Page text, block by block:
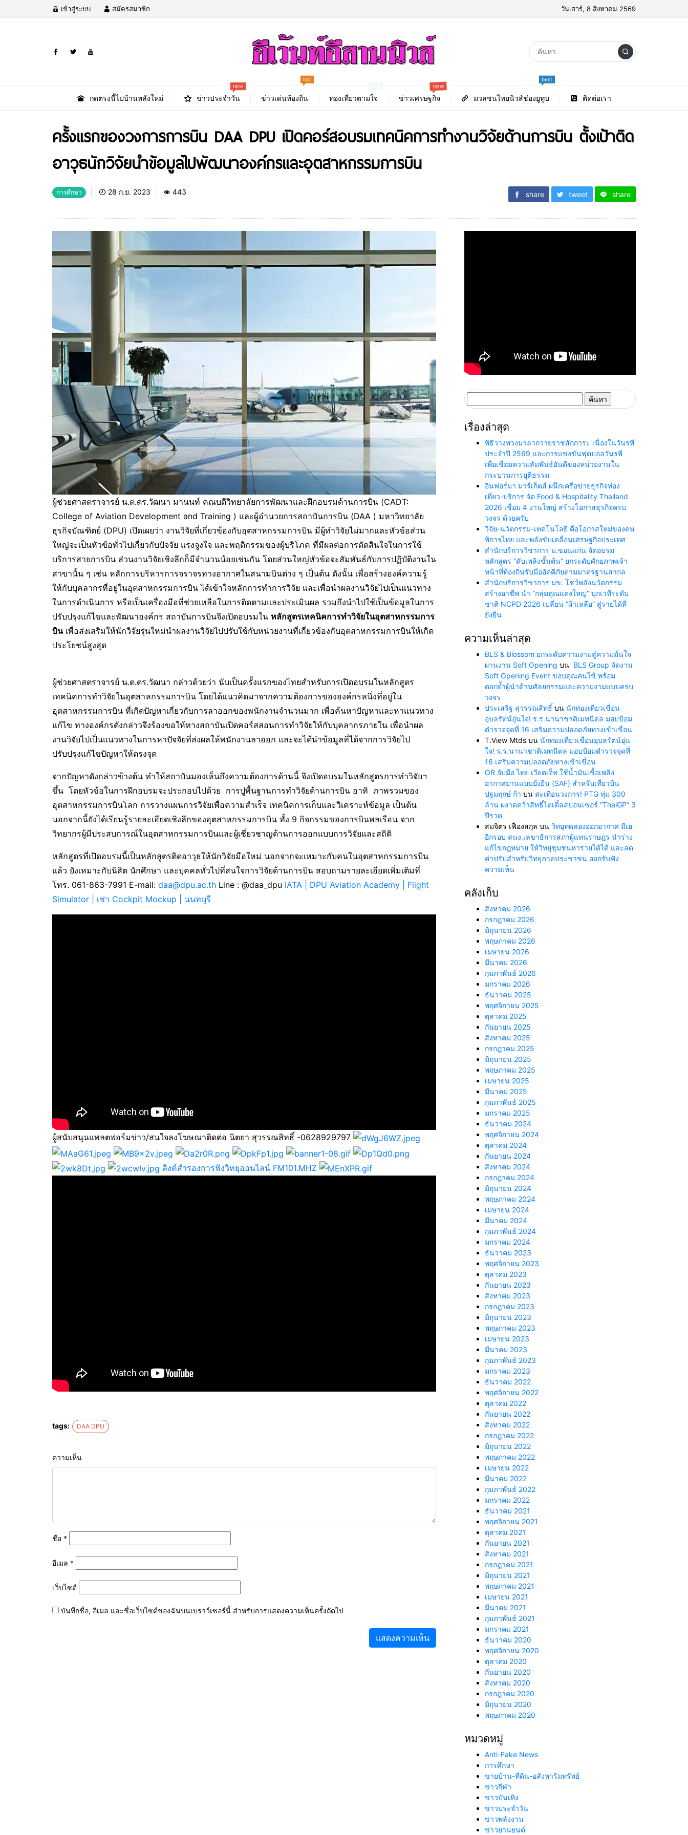
เข้าสู่ระบบ สมัครสมาชิก วันเสาร์, 8 สิงหาคม 2569
กดตรงนี้ไปบ้านหลังใหม่ ข่าวประจำวัน
new
ข่าวเด่นท้องถิ่น
hot
ท่องเที่ยวตามใจ
best
ข่าวเศรษฐกิจ
new
มวลชนไทยนิวส์ช่องยูทูบ
best
ติดต่อเรา
ครั้งแรกของวงการการบิน DAA DPU เปิดคอร์สอบรมเทคนิคการทำงานวิจัยด้านการบิน ตั้งเป้าติด
อาวุธนักวิจัยนำข้อมูลไปพัฒนาองค์กรและอุตสาหกรรมการบิน
การศึกษา 28 ก.ย. 2023 443 share tweet share
ผู้ช่วยศาสตราจารย์ น.ต.ดร.วัฒนา มานนท์ คณบดีวิทยาลัยการพัฒนาและฝึกอบรมด้านการบิน (CADT:
College of Aviation Development and Training ) และผู้อำนวยการสถาบันการบิน (DAA ) มหาวิทยาลัย
ธุรกิจบัณฑิตย์ (DPU) เปิดเผยว่า งานวิจัยที่เกี่ยวข้องกับอุตสาหกรรมการบิน มีผู้ทำวิจัยไม่มากและหัวข้อส่วน
ใหญ่จะเป็นหัวข้อทั่วไปเกี่ยวกับปัจจัย แรงจูงใจ และพฤติกรรมของผู้บริโภค ที่มีผลต่อการตัดสินใจในการใช้
บริการสายการบิน ส่วนงานวิจัยเชิงลึกก็มีจำนวนน้อยเช่นกัน โดยส่วนใหญ่หัวข้อจะสัมพันธ์กับการปฏิบัติงานใน
สาขานั้น ๆ เช่น หลักการบริหารการจราจรทางอากาศในสนามบินต่าง ๆ เป็นต้น ดังนั้น เพื่อสร้างองค์ความรู้
ให้กับบุคลากรที่อยู่ในอุตสาหกรรมการบิน ได้เข้าใจหลักการทำการวิจัย และเพื่อนำผลงานวิจัยไปเป็นแนวทาง
ในการดำเนินการ หรือเป็นเครื่องมือที่ช่วยเหลือในการติดตามและประเมินผล รวมถึงนำไปใช้เป็นข้อมูลในการ
ปรับปรุงแก้ไขและพัฒนาองค์กร สถาบันการบินจึงเปิดอบรมใน หลักสูตรเทคนิคการทำวิจัยในอุตสาหกรรมการ
บินเพื่อส่งเสริมให้นักวิจัยรุ่นใหม่นำผลงานวิจัยไปปรับใช้กับหน่วยงานที่เกี่ยวข้องกับอุตสาหกรรมการบินให้เกิด
ประโยชน์สูงสุด
ผู้ช่วยศาสตราจารย์ น.ต.ดร.วัฒนา กล่าวด้วยว่า นับเป็นครั้งแรกของไทยสำหรับการเปิดอบรมในหลักสูตร
เทคนิคการทำวิจัยในอุตสาหกรรมการบิน โดยได้แนวคิดมาจากความต้องการขององค์กรหนึ่งที่อยู่ใน
อุตสาหกรรมการบิน ที่เกิดปัญหาเกี่ยวกับการลาออกของพนักงานจำนวนมาก เพื่อค้นหาปัญหาและหาแนวทาง
แก้ไข ทางองค์กรดังกล่าวจึงร้องขอให้ทางสถาบันเปิดคอร์สสอนการทำวิจัยให้กับบุคลากรภายใน เพื่อนำผล
งานวิจัยไปเป็นแนวทางในการหาปัจจัยที่ส่งผลให้พนักงานลาออก และจะได้นำข้อมูลที่ได้จากการวิจัยไป
ปรับปรุงแก้ไขปัญหาให้ตรงจุด
จากปัญหาดังกล่าวข้างต้น ทำให้สถาบันมองเห็นถึงความต้องการด้านนี้ จึงเปิดอบรมในหลักสูตรการทำวิจัยฯ
ขึ้น โดยหัวข้อในการฝึกอบรมจะประกอบไปด้วย การปูพื้นฐานการทำวิจัยด้านการบิน อาทิ ภาพรวมของ
อุตสาหกรรมการบินโลก การวางแผนการวิจัยเพื่อความสำเร็จ เทคนิคการเก็บและวิเคราะห์ข้อมูล เป็นต้น
นอกจากนี้ยังได้เรียนรู้รายละเอียดเชิงลึกของอุตสาหกรรมการบิน ทั้ง 9 กิจกรรมของการบินพลเรือน จาก
วิทยากรผู้มีประสบการณ์ในอุตสาหกรรมการบินและผู้เชี่ยวชาญด้านการออกแบบการวิจัยและสถิติ
หลักสูตรที่เปิดอบรมนี้เป็นหลักสูตรติดอาวุธให้นักวิจัยมือใหม่ นอกจากจะเหมาะกับคนในอุตสาหกรรมการบิน
แล้ว ยังเหมาะกับนิสิต นักศึกษา และบุคคลทั่วไปที่สนใจการวิจัยด้านการบิน สอบถามรายละเอียดเพิ่มเติมที่
โทร. 061-863-7991 E-mail: daa@dpu.ac.th Line : @daa_dpu IATA | DPU Aviation Academy | Flight
Simulator | เช่า Cockpit Mockup | นนทบุรี
ผู้สนับสนุนแพลตฟอร์มข่าว/สนใจลงโฆษณาติดต่อ นิตยา สุวรรณสิทธิ์ -0628929797
ลิงค์สำรองการฟังวิทยุออนไลน์ FM101.MHZ
tags: DAA DPU
ความเห็น
ชื่อ *
อีเมล *
เว็บไซต์
บันทึกชื่อ, อีเมล และชื่อเว็บไซต์ของฉันบนเบราว์เซอร์นี้ สำหรับการแสดงความเห็นครั้งถัดไป
สำหรับ:
เรื่องล่าสุด
พิธีวางพวงมาลาถวายราชสักการะ เนื่องในวันรพี
ประจำปี 2569 และการแข่งขันฟุตบอลวันรพี
เพื่อเชื่อมความสัมพันธ์อันดีของหน่วยงานใน
กระบวนการยุติธรรม
อินฟอร์มา มาร์เก็ตส์ ผนึกเครือข่ายธุรกิจท่อง
เที่ยว-บริการ จัด Food & Hospitality Thailand
2026 เชื่อม 4 งานใหญ่ สร้างโอกาสธุรกิจครบ
วงจร ด้วยครับ
วิจัย-นวัตกรรม-เทคโนโลยี คือโอกาสใหม่ของคน
พิการไทย และพลังขับเคลื่อนเศรษฐกิจประเทศ
สำนักบริการวิชาการ ม.ขอนแก่น จัดอบรม
หลักสูตร “ดับเพลิงขั้นต้น” ยกระดับศักยภาพเจ้า
หน้าที่ท้องถิ่นรับมืออัคคีภัยตามมาตรฐานสากล
สำนักบริการวิชาการ มข. โชว์พลังนวัตกรรม
สร้างอาชีพ นำ “กลุ่มคูณแดงใหญ่” บุกเวทีระดับ
ชาติ NCPD 2026 เปลี่ยน “ผ้าเหลือ” สู่รายได้ที่
ยั่งยืน
ความเห็นล่าสุด
BLS & Blossom ยกระดับความงามสู่ความมั่นใจ
ผ่านงาน Soft Opening บน BLS Group จัดงาน
Soft Opening Event ขอบคุณคนไข้ พร้อม
ตอกย้ำผู้นำด้านศัลยกรรมและความงามแบบครบ
วงจร
ประเสริฐ สุวรรณสิทธิ์ บน นักท่องเที่ยวเขื่อน
อุบลรัตน์อุ่นใจ! ร.ร.นานาชาติเมทนีดล มอบป้อม
ตำรวจจุดที่ 16 เสริมความปลอดภัยทางเข้าเขื่อน
T.View Mtds บน นักท่องเที่ยวเขื่อนอุบลรัตน์อุ่น
ใจ! ร.ร.นานาชาติเมทนีดล มอบป้อมตำรวจจุดที่
16 เสริมความปลอดภัยทางเข้าเขื่อน
OR จับมือ ไทย เวียตเจ็ท ใช้น้ำมันเชื้อเพลิง
อากาศยานแบบยั่งยืน (SAF) สำหรับเที่ยวบิน
ปฐมฤกษ์ ก้า บน สะเทือนวงการ! PTG ทุ่ม 300
ล้าน ผงาดคว้าสิทธิ์ไตเติ้ลสปอนเซอร์ “ThaiGP” 3
ปีรวด
สมจิตร เฟื่องสกุล บน วิทยุทดลองออกอากาศ มีเฮ
อีกรอบ สนง.เลขาธิการสภาผู้แทนราษฎร นำร่าง
แก้ไขกฎหมาย ให้วิทยุชุมชนหารายได้ได้ และลด
ค่าปรับสำหรับวิทยุภาคประชาชน ออกรับฟัง
ความเห็น
คลังเก็บ
สิงหาคม 2026
กรกฎาคม 2026
มิถุนายน 2026
พฤษภาคม 2026
เมษายน 2026
มีนาคม 2026
กุมภาพันธ์ 2026
มกราคม 2026
ธันวาคม 2025
พฤศจิกายน 2025
ตุลาคม 2025
กันยายน 2025
สิงหาคม 2025
กรกฎาคม 2025
มิถุนายน 2025
พฤษภาคม 2025
เมษายน 2025
มีนาคม 2025
กุมภาพันธ์ 2025
มกราคม 2025
ธันวาคม 2024
พฤศจิกายน 2024
ตุลาคม 2024
กันยายน 2024
สิงหาคม 2024
กรกฎาคม 2024
มิถุนายน 2024
พฤษภาคม 2024
เมษายน 2024
มีนาคม 2024
กุมภาพันธ์ 2024
มกราคม 2024
ธันวาคม 2023
พฤศจิกายน 2023
ตุลาคม 2023
กันยายน 2023
สิงหาคม 2023
กรกฎาคม 2023
มิถุนายน 2023
พฤษภาคม 2023
เมษายน 2023
มีนาคม 2023
กุมภาพันธ์ 2023
มกราคม 2023
ธันวาคม 2022
พฤศจิกายน 2022
ตุลาคม 2022
กันยายน 2022
สิงหาคม 2022
กรกฎาคม 2022
มิถุนายน 2022
พฤษภาคม 2022
เมษายน 2022
มีนาคม 2022
กุมภาพันธ์ 2022
มกราคม 2022
ธันวาคม 2021
พฤศจิกายน 2021
ตุลาคม 2021
กันยายน 2021
สิงหาคม 2021
กรกฎาคม 2021
มิถุนายน 2021
พฤษภาคม 2021
เมษายน 2021
มีนาคม 2021
กุมภาพันธ์ 2021
มกราคม 2021
ธันวาคม 2020
พฤศจิกายน 2020
ตุลาคม 2020
กันยายน 2020
สิงหาคม 2020
กรกฎาคม 2020
มิถุนายน 2020
พฤษภาคม 2020
หมวดหมู่
Anti-Fake News
การศึกษา
ขายบ้าน-ที่ดิน-อสังหาริมทรัพย์
ข่าวกีฬา
ข่าวบันเทิง
ข่าวประจำวัน
ข่าวพลังงาน
ข่าวยานยนต์